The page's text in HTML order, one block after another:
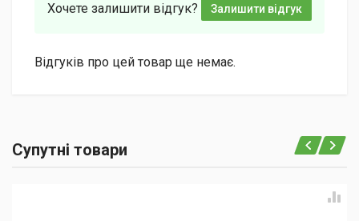
Хочете залишити відгук? Залишити відгук
Відгуків про цей товар ще немає.
Супутні товари